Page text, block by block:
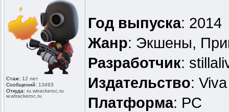
Стаж: 12 лет
Сообщений: 13493
Откуда: ru.wtrackeroc.ru
w.wtrackeroc .ru
Год выпуска: 2014
Жанр: Экшены,
Разработчик:
Издательство:
Платформа: PC